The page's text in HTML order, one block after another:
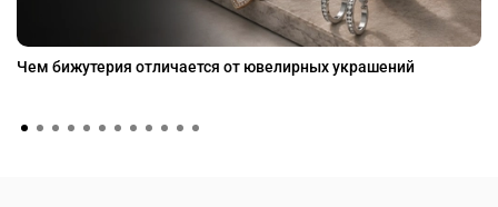
Чем бижутерия отличается от ювелирных украшений